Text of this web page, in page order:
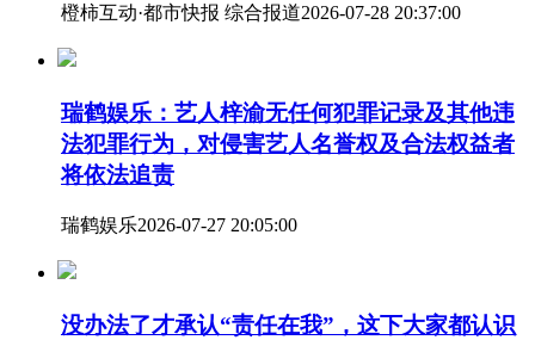
橙柿互动·都市快报 综合报道2026-07-28 20:37:00
瑞鹤娱乐：艺人梓渝无任何犯罪记录及其他违
法犯罪行为，对侵害艺人名誉权及合法权益者
将依法追责
瑞鹤娱乐2026-07-27 20:05:00
没办法了才承认“责任在我”，这下大家都认识